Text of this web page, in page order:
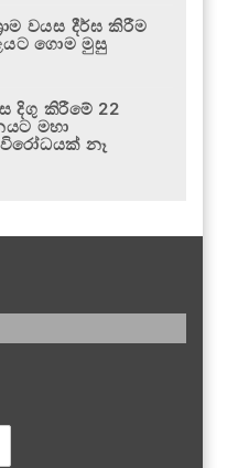
වයස දීර්ඝ කිරීම
ගොම මුසු
දිගු කිරීමේ 22
මහා
නෑ